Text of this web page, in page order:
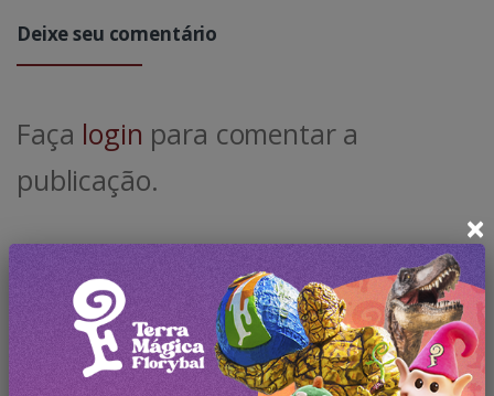
Deixe seu comentário
Faça login para comentar a
publicação.
Pesquisar no Blog
×